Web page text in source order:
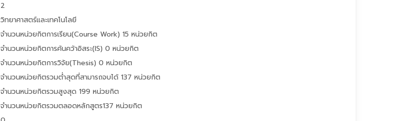
2
วิทยาศาสตร์และเทคโนโลยี
จำนวนหน่วยกิตการเรียน(Course Work) 15 หน่วยกิต
จำนวนหน่วยกิตการค้นคว้าอิสระ(IS) 0 หน่วยกิต
จำนวนหน่วยกิตการวิจัย(Thesis) 0 หน่วยกิต
จำนวนหน่วยกิตรวมต่ำสุดที่สามารถจบได้ 137 หน่วยกิต
จำนวนหน่วยกิตรวมสูงสุด 199 หน่วยกิต
จำนวนหน่วยกิตรวมตลอดหลักสูตร137 หน่วยกิต